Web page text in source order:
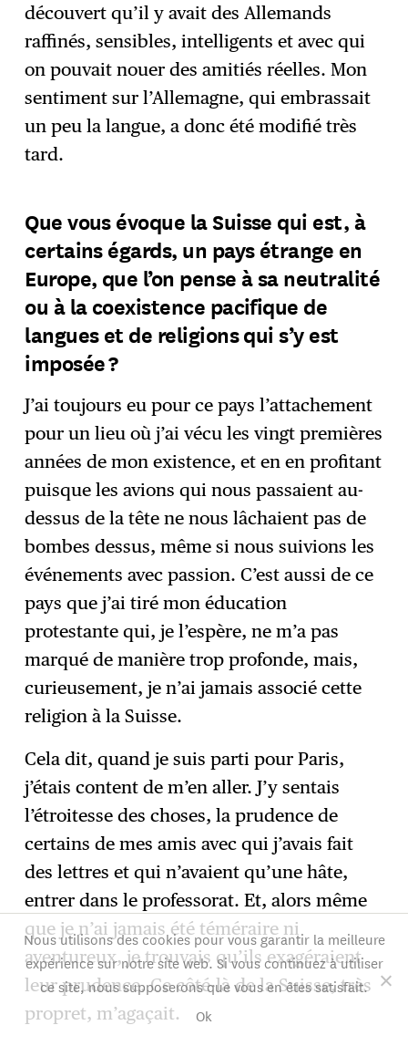
découvert qu’il y avait des Allemands
raffinés, sensibles, intelligents et avec qui
on pouvait nouer des amitiés réelles. Mon
sentiment sur l’Allemagne, qui embrassait
un peu la langue, a donc été modifié très
tard.
Que vous évoque la Suisse qui est, à
certains égards, un pays étrange en
Europe, que l’on pense à sa neutralité
ou à la coexistence pacifique de
langues et de religions qui s’y est
imposée ?
J’ai toujours eu pour ce pays l’attachement
pour un lieu où j’ai vécu les vingt premières
années de mon existence, et en en profitant
puisque les avions qui nous passaient au-
dessus de la tête ne nous lâchaient pas de
bombes dessus, même si nous suivions les
événements avec passion. C’est aussi de ce
pays que j’ai tiré mon éducation
protestante qui, je l’espère, ne m’a pas
marqué de manière trop profonde, mais,
curieusement, je n’ai jamais associé cette
religion à la Suisse.
Cela dit, quand je suis parti pour Paris,
j’étais content de m’en aller. J’y sentais
l’étroitesse des choses, la prudence de
certains de mes amis avec qui j’avais fait
des lettres et qui n’avaient qu’une hâte,
entrer dans le professorat. Et, alors même
que je n’ai jamais été téméraire ni
aventureux, je trouvais qu’ils exagéraient
leur prudence. Ce côté-là de la Suisse, très
propret, m’agaçait.
Nous utilisons des cookies pour vous garantir la meilleure
expérience sur notre site web. Si vous continuez à utiliser
ce site, nous supposerons que vous en êtes satisfait.
Ok